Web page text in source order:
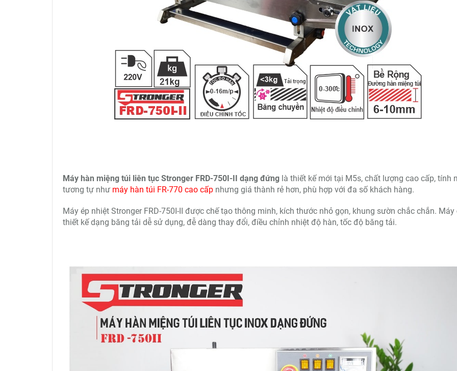
Máy hàn miệng túi liên tục Stronger FRD-750I-II dạng đứng là thiết kế mới tại M5s, chất lượng cao cấp, tính
tương tự như máy hàn túi FR-770 cao cấp nhưng giá thành rẻ hơn, phù hợp với đa số khách hàng.
Máy ép nhiệt Stronger FRD-750I-II được chế tạo thông minh, kích thước nhỏ gọn, khung sườn chắc chắn. Máy
thiết kế dạng băng tải dễ sử dụng, đễ dàng thay đổi, điều chỉnh nhiệt độ hàn, tốc độ băng tải.